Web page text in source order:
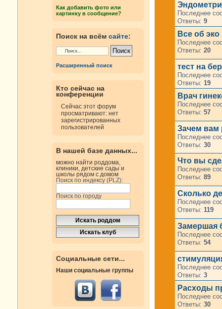
Как добавить фото или
картинку в сообщение?
Поиск на всём сайте:
Расширенный поиск
Кто сейчас на
конференции
Сейчас этот форум
просматривают: нет
зарегистрированных
пользователей
В нашей базе данных...
можно найти роддома,
клиники, детские сады и
школы рядом с домом
Поиск по индексу (PLZ):
Поиск по городу
Социальные сети...
Наши социальные группы
Последнее
Ответы: 9
Все об
Последнее
Ответы: 20
тест на
Последнее
Ответы: 19
Врач
Последнее
Ответы: 57
Зачем вам
Последнее
Ответы: 30
Что вы
Последнее
Ответы: 89
Сколько
Последнее
Ответы: 119
Замершая
Последнее
Ответы: 54
Последнее
Ответы: 3
Расходы
Последнее
Ответы: 30